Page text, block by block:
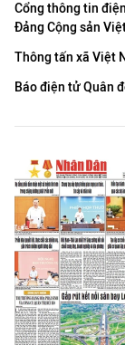
Cổng thông tin
Đảng Cộng sản
Thông tấn xã Việt
Báo điện tử Quân